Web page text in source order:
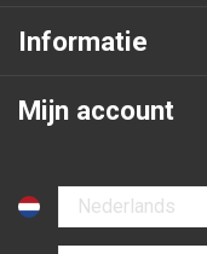
Informatie
Mijn account
Selecteer taal